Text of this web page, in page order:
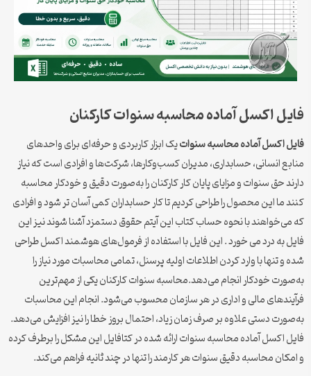
فایل اکسل آماده محاسبه سنوات کارکنان
فایل اکسل آماده محاسبه سنواتیک ابزار کاربردی و حرفه‌ای برای واحدهای
منابع انسانی، حسابداری، مدیران کسب‌وکارها، شرکت‌ها و افرادی است که نیاز
دارند حق سنوات و مزایای پایان کار کارکنان را به‌صورت دقیق و خودکار محاسبه
کنند ما این محصول را طراحی کردیم تا کار حسابداران کمی آسان تر شود و افرادی
که می‌خواهند با نحوه حساب کتاب این آیتم حقوق دستمزد آشنا شوند نیز این
فایل به درد می خورد . این فایل با استفاده از فرمول‌های هوشمند اکسل طراحی
شده و تنها با وارد کردن اطلاعات اولیه پرسنل، تمامی محاسبات مورد نیاز را
به‌صورت خودکار انجام می‌دهد.محاسبه سنوات کارکنان یکی از مهم‌ترین
فرآیندهای مالی و اداری در هر سازمان محسوب می‌شود. انجام این محاسبات
به‌صورت دستی علاوه بر صرف زمان زیاد، احتمال بروز خطا را نیز افزایش می‌دهد.
فایل اکسل آماده محاسبه سنوات ارائه شده در کتافایل این مشکل را برطرف کرده
و امکان محاسبه دقیق سنوات هر کارمند را تنها در چند ثانیه فراهم می‌کند.